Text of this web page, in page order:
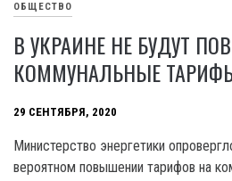
ОБЩЕСТВО
В УКРАИНЕ НЕ БУДУТ
КОММУНАЛЬНЫЕ
29 СЕНТЯБРЯ, 2020
Министерство энергетики
вероятном повышении тарифов на